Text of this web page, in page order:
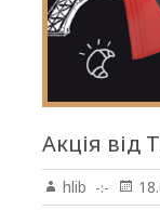
Акція від
hlib